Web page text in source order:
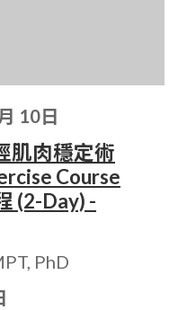
10日
肌肉穩定術
Course
(2-Day) -
PhD